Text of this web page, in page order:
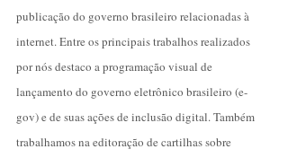
publicação do governo brasileiro relacionadas à
internet. Entre os principais trabalhos realizados
por nós destaco a programação visual de
lançamento do governo eletrônico brasileiro (e-
gov) e de suas ações de inclusão digital. Também
trabalhamos na editoração de cartilhas sobre